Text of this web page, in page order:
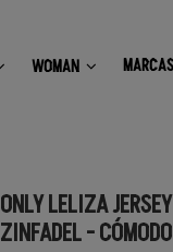
WOMAN MARCAS
ONLY LELIZA
ZINFADEL -